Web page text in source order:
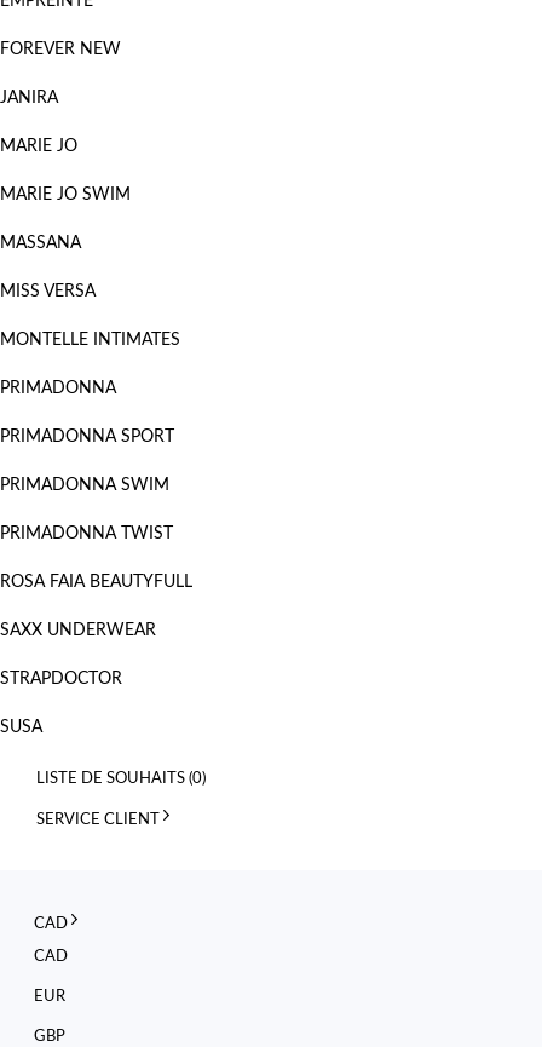
FOREVER NEW
JANIRA
MARIE JO
MARIE JO SWIM
MASSANA
MISS VERSA
MONTELLE INTIMATES
PRIMADONNA
PRIMADONNA SPORT
PRIMADONNA SWIM
PRIMADONNA TWIST
ROSA FAIA BEAUTYFULL
SAXX UNDERWEAR
STRAPDOCTOR
SUSA
LISTE DE SOUHAITS (0)
SERVICE CLIENT
CAD
CAD
EUR
GBP